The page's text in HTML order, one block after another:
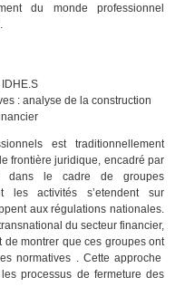
du monde professionnel
: analyse de la construction
est traditionnellement
frontière juridique, encadré par
dans le cadre de groupes
les activités s’etendent sur
aux régulations nationales.
du secteur financier,
montrer que ces groupes ont
normatives . Cette approche
processus de fermeture des